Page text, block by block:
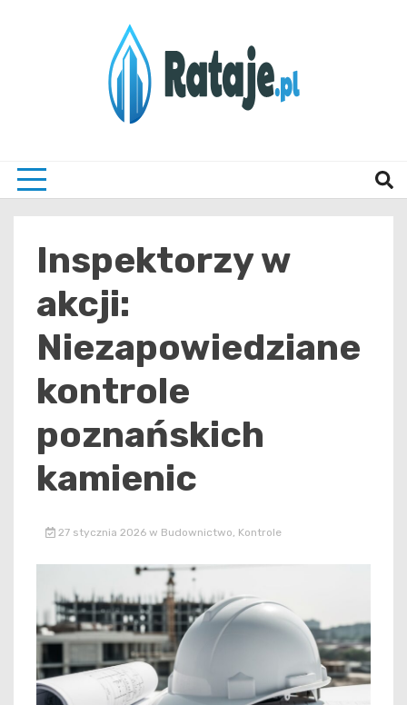
Inspektorzy w
akcji:
Niezapowiedziane
kontrole
poznańskich
kamienic
27 stycznia 2026 w Budownictwo, Kontrole